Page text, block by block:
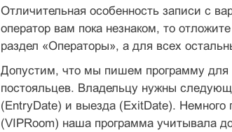
Отличительная особенность записи с
оператор вам пока незнаком, то
раздел «Операторы», а для всех
Допустим, что мы пишем программу для
постояльцев. Владельцу нужны
(EntryDate) и выезда (ExitDate). Немного
(VIPRoom) наша программа учитывала